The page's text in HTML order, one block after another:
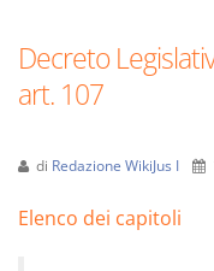
Decreto
art. 107
di Redazione WikiJus I
Elenco dei capitoli